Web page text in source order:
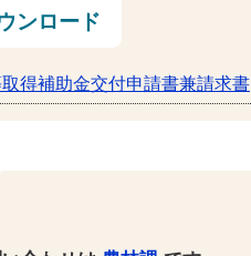
ンロード
得補助金交付申請書兼請求書